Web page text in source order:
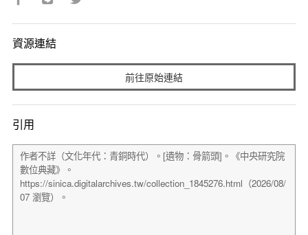
資源連結
前往原始連結
引用